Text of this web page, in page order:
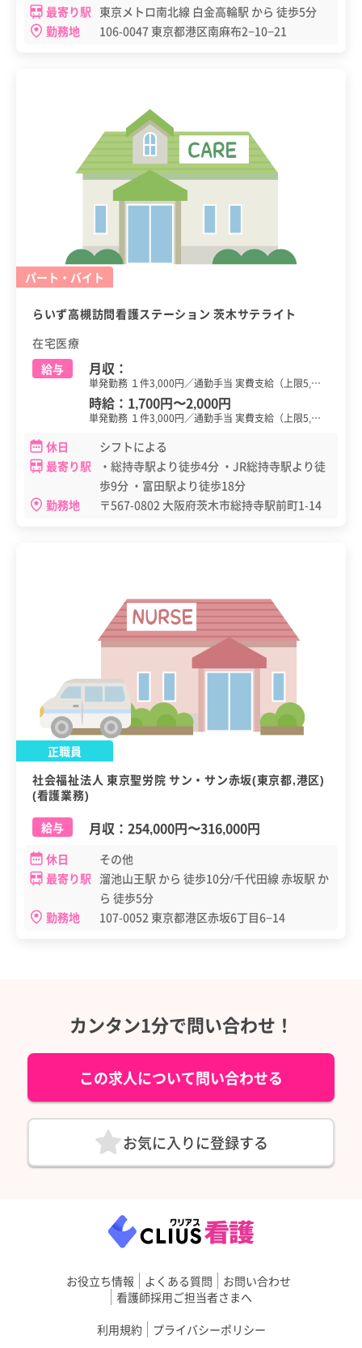
最寄り駅 東京メトロ南北線 白金高輪駅 から 徒歩5分
勤務地
106-0047 東京都港区南麻布2−10−21
パート・バイト
らいず高槻訪問看護ステーション 茨木サテライト
在宅医療
給与
月収：
単発勤務 １件3,000円／通勤手当 実費支給（上限5,…
時給： 1,700円〜2,000円
単発勤務 １件3,000円／通勤手当 実費支給（上限5,…
休日
シフトによる
最寄り駅
・総持寺駅より徒歩4分 ・JR総持寺駅より徒
歩9分 ・富田駅より徒歩18分
勤務地
〒567-0802 大阪府茨木市総持寺駅前町1-14
正職員
社会福祉法人 東京聖労院 サン・サン赤坂(東京都,港区)
(看護業務)
給与
月収： 254,000円〜316,000円
休日
その他
最寄り駅 溜池山王駅 から 徒歩10分/千代田線 赤坂駅 か
ら 徒歩5分
勤務地
107-0052 東京都港区赤坂6丁目6−14
カンタン1分で問い合わせ！
この求人について問い合わせる
お気に入りに登録する
お役立ち情報 よくある質問
お問い合わせ
看護師採用ご担当者さまへ
利用規約
プライバシーポリシー